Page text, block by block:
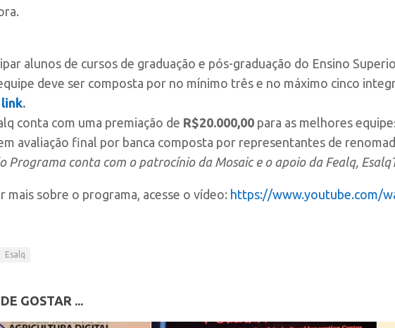
alunos de cursos de graduação e pós-graduação do Ensino
deve ser composta por no mínimo três e no máximo cinco
link.
conta com uma premiação de R$20.000,00 para as melhores
avaliação final por banca composta por representantes de
Programa conta com o patrocínio da Mosaic e o apoio da Fealq,
mais sobre o programa, acesse o vídeo: https://www.youtube.com/
Esalq
GOSTAR ...